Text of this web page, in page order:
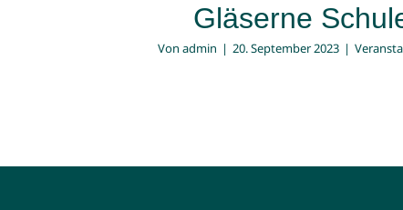
Gläserne
Von admin | 20. September 2023 |